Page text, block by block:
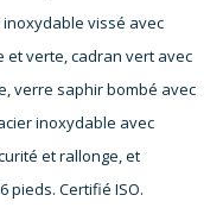
vissé avec
verte, cadran vert avec
verre saphir bombé avec
inoxydable avec
et rallonge, et
pieds. Certifié ISO.